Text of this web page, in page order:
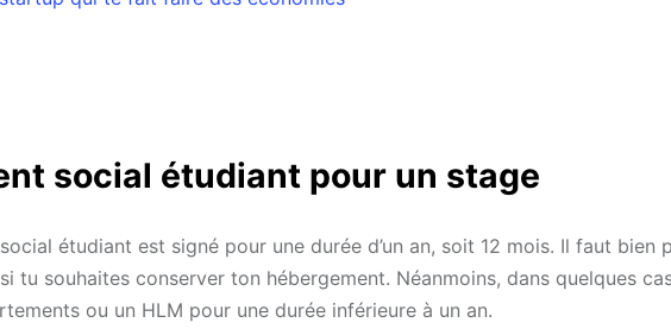
social étudiant pour un stage
étudiant est signé pour une durée d’un an, soit 12 mois. Il faut bien
tu souhaites conserver ton hébergement. Néanmoins, dans quelques
ou un HLM pour une durée inférieure à un an.